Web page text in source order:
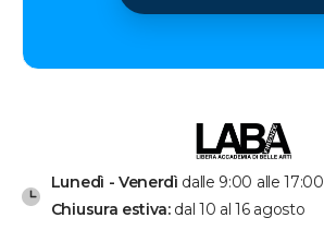
Lunedì - Venerdì dalle 9:00 alle 17:00
Chiusura estiva:dal 10 al 16 agosto